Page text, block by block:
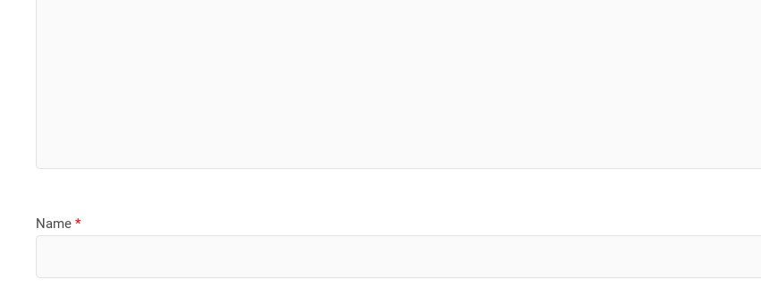
Name*